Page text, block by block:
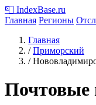
📮 IndexBase.ru
Главная Регионы
Главная
/ Приморский
/
Почтовые